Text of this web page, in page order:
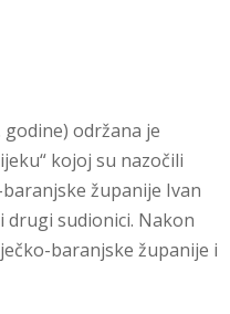
održana je
kojoj su nazočili
županije Ivan
drugi sudionici. Nakon
baranjske županije i